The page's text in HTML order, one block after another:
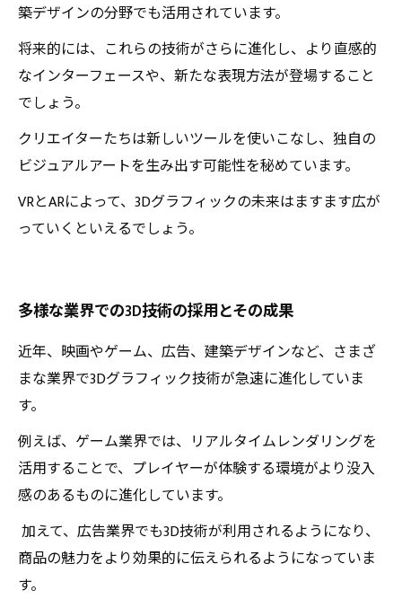
築デザインの分野でも活用されています。
将来的には、これらの技術がさらに進化し、より直感的
なインターフェースや、新たな表現方法が登場すること
でしょう。
クリエイターたちは新しいツールを使いこなし、独自の
ビジュアルアートを生み出す可能性を秘めています。
VRとARによって、3Dグラフィックの未来はますます広が
っていくといえるでしょう。
多様な業界での3D技術の採用とその成果
近年、映画やゲーム、広告、建築デザインなど、さまざ
まな業界で3Dグラフィック技術が急速に進化していま
す。
例えば、ゲーム業界では、リアルタイムレンダリングを
活用することで、プレイヤーが体験する環境がより没入
感のあるものに進化しています。
加えて、広告業界でも3D技術が利用されるようになり、
商品の魅力をより効果的に伝えられるようになっていま
す。